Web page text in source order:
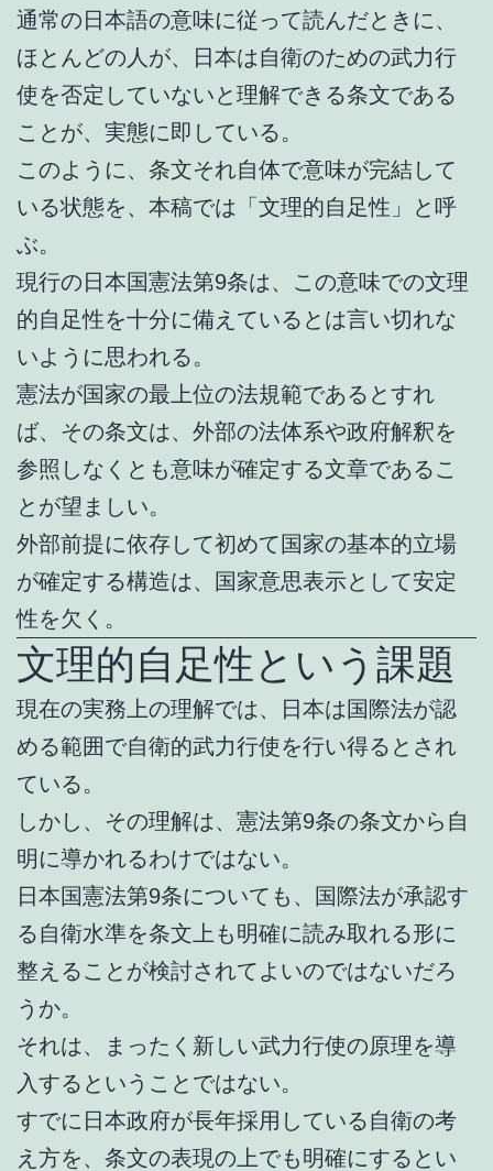
通常の日本語の意味に従って読んだときに、
ほとんどの人が、日本は自衛のための武力行
使を否定していないと理解できる条文である
ことが、実態に即している。
このように、条文それ自体で意味が完結して
いる状態を、本稿では「文理的自足性」と呼
ぶ。
現行の日本国憲法第9条は、この意味での文理
的自足性を十分に備えているとは言い切れな
いように思われる。
憲法が国家の最上位の法規範であるとすれ
ば、その条文は、外部の法体系や政府解釈を
参照しなくとも意味が確定する文章であるこ
とが望ましい。
外部前提に依存して初めて国家の基本的立場
が確定する構造は、国家意思表示として安定
性を欠く。
文理的自足性という課題
現在の実務上の理解では、日本は国際法が認
める範囲で自衛的武力行使を行い得るとされ
ている。
しかし、その理解は、憲法第9条の条文から自
明に導かれるわけではない。
日本国憲法第9条についても、国際法が承認す
る自衛水準を条文上も明確に読み取れる形に
整えることが検討されてよいのではないだろ
うか。
それは、まったく新しい武力行使の原理を導
入するということではない。
すでに日本政府が長年採用している自衛の考
え方を、条文の表現の上でも明確にするとい